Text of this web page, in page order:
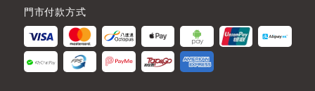
門市付款方式